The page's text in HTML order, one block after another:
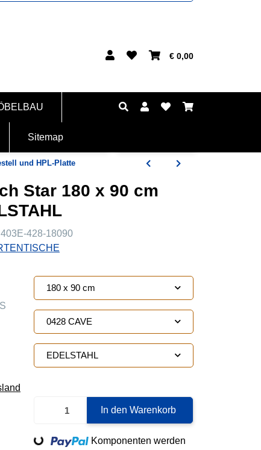
€ 0,00
Sitemap
und HPL-Platte
Star 180 x 90 cm
403E-428-18090
180 x 90 cm
0428 CAVE
EDELSTAHL
In den Warenkorb
Komponenten werden